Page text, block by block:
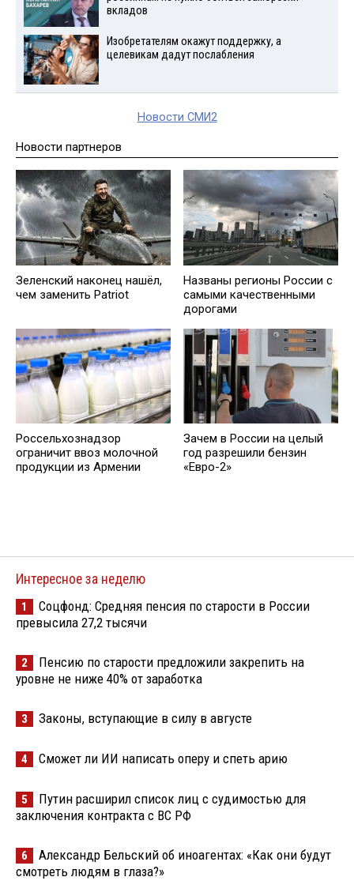
вкладов
Изобретателям окажут поддержку, а
целевикам дадут послабления
Новости СМИ2
Новости партнеров
Зеленский наконец нашёл,
чем заменить Patriot
Названы регионы России с
самыми качественными
дорогами
Россельхознадзор
ограничит ввоз молочной
продукции из Армении
Зачем в России на целый
год разрешили бензин
«Евро-2»
Интересное за неделю
1
Соцфонд: Средняя пенсия по старости в России
превысила 27,2 тысячи
2
Пенсию по старости предложили закрепить на
уровне не ниже 40% от заработка
3 Законы, вступающие в силу в августе
4 Сможет ли ИИ написать оперу и спеть арию
5
Путин расширил список лиц с судимостью для
заключения контракта с ВС РФ
6
Александр Бельский об иноагентах: «Как они будут
смотреть людям в глаза?»